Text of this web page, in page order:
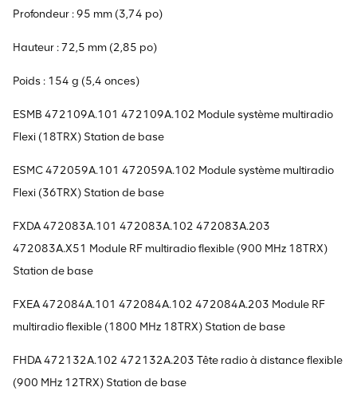
Profondeur : 95 mm (3,74 po)
Hauteur : 72,5 mm (2,85 po)
Poids : 154 g (5,4 onces)
ESMB 472109A.101 472109A.102 Module système multiradio
Flexi (18TRX) Station de base
ESMC 472059A.101 472059A.102 Module système multiradio
Flexi (36TRX) Station de base
FXDA 472083A.101 472083A.102 472083A.203
472083A.X51 Module RF multiradio flexible (900 MHz 18TRX)
Station de base
FXEA 472084A.101 472084A.102 472084A.203 Module RF
multiradio flexible (1800 MHz 18TRX) Station de base
FHDA 472132A.102 472132A.203 Tête radio à distance flexible
(900 MHz 12TRX) Station de base